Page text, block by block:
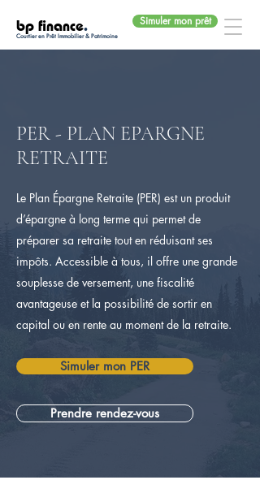
bp finance.
Courtier en Prêt Immobilier & Patrimoine
Simuler mon prêt
PER - PLAN EPARGNE
RETRAITE
Le Plan Épargne Retraite (PER) est un produit
d’épargne à long terme qui permet de
préparer sa retraite tout en réduisant ses
impôts. Accessible à tous, il offre une grande
souplesse de versement, une fiscalité
avantageuse et la possibilité de sortir en
capital ou en rente au moment de la retraite.
Simuler mon PER
Prendre rendez-vous